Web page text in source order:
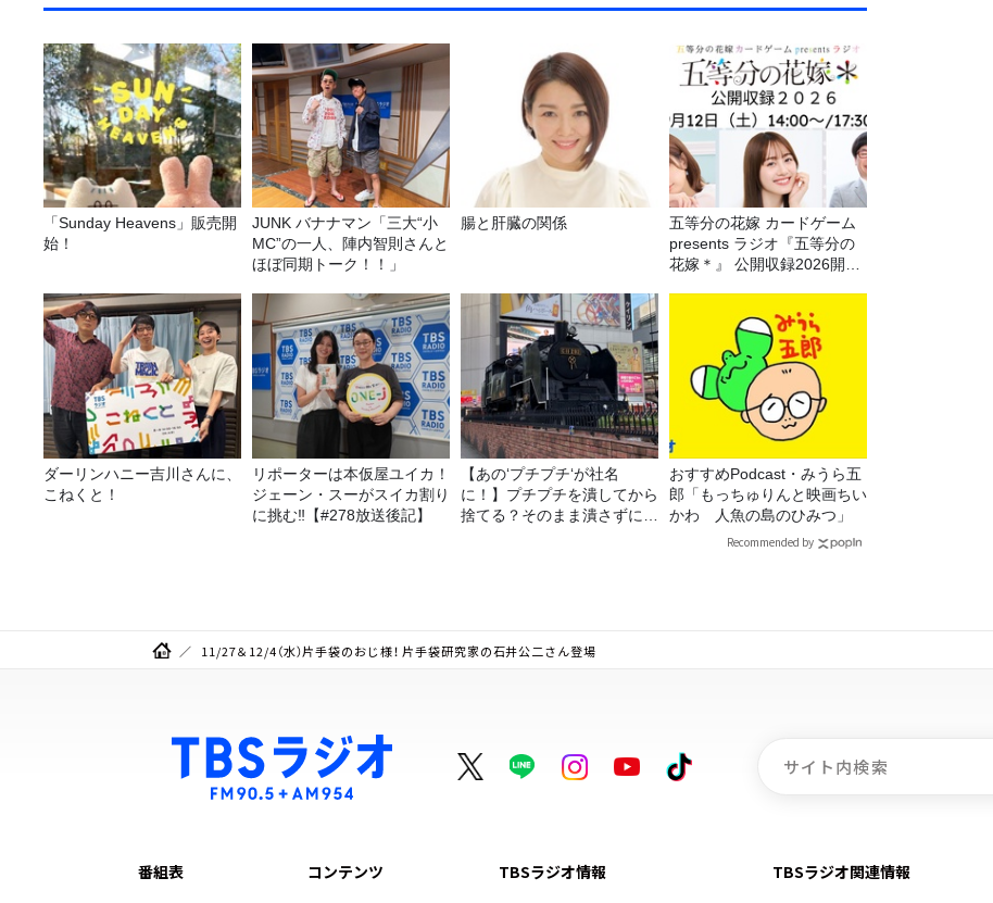
「Sunday Heavens」販売開
始！
JUNK バナナマン「三大“小
MC”の一人、陣内智則さんと
ほぼ同期トーク！！」
腸と肝臓の関係
五等分の花嫁 カードゲーム
presents ラジオ『五等分の
花嫁＊』 公開収録2026開催
ダーリンハニー吉川さんに、
こねくと！
リポーターは本仮屋ユイカ！
ジェーン・スーがスイカ割り
に挑む‼【#278放送後記】
【あの‘プチプチ‘が社名
に！】プチプチを潰してから
捨てる？そのまま潰さずに捨
おすすめPodcast・みうら五
郎「もっちゅりんと映画ちい
かわ 人魚の島のひみつ」
Recommended by
11/27＆12/4（水）片手袋のおじ様！ 片手袋研究家の石井公二さん登場
番組表 コンテンツ TBSラジオ情報 TBSラジオ関連情報